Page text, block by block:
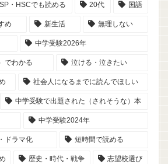
・HSCでも読める 20代 国語
め 新生活 無理しない
中学受験2026年
でわかる 泣ける・泣きたい
社会人になるまでに読んでほしい
中学受験で出題された（されそうな）本
中学受験2024年
ドラマ化 短時間で読める
歴史・時代・戦争 志望校選び